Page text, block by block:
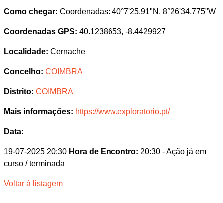
Como chegar: Coordenadas: 40°7'25.91"N, 8°26'34.775"W
Coordenadas GPS: 40.1238653, -8.4429927
Localidade: Cernache
Concelho: COIMBRA
Distrito: COIMBRA
Mais informações: https://www.exploratorio.pt/
Data:
19-07-2025 20:30 Hora de Encontro: 20:30 - Ação já em
curso / terminada
Voltar à listagem